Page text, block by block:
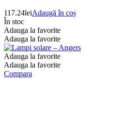
117.24leiAdaugă în coș
În stoc
Adauga la favorite
Adauga la favorite
Adauga la favorite
Adauga la favorite
Compara